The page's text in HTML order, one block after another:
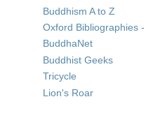
Buddhism A to Z
Oxford Bibliographies
BuddhaNet
Buddhist Geeks
Tricycle
Lion's Roar